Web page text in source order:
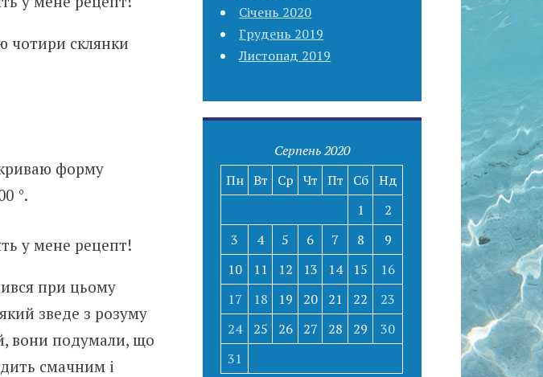
чотири склянки
форму
°.
при цьому
зведе з розуму
вони подумали, що
смачним і
Січень 2020
Грудень 2019
Листопад 2019
Серпень 2020
Пн Вт Ср Чт Пт Сб Нд
1
2
3
4 5 6 7 8
9
10
11 12 13 14 15
16
17
18 19 20 21 22
23
24
25 26 27 28 29
30
31